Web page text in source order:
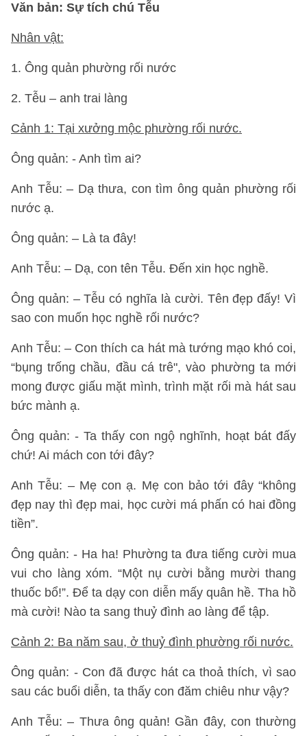
Văn bản: Sự tích chú Tễu
Nhân vật:
1. Ông quản phường rối nước
2. Tễu – anh trai làng
Cảnh 1: Tại xưởng mộc phường rối nước.
Ông quản: - Anh tìm ai?
Anh Tễu: – Dạ thưa, con tìm ông quản phường rối
nước ạ.
Ông quản: – Là ta đây!
Anh Tễu: – Dạ, con tên Tễu. Đến xin học nghề.
Ông quản: – Tễu có nghĩa là cười. Tên đẹp đấy! Vì
sao con muốn học nghề rối nước?
Anh Tễu: – Con thích ca hát mà tướng mạo khó coi,
“bụng trống chầu, đầu cá trê", vào phường ta mới
mong được giấu mặt mình, trình mặt rối mà hát sau
bức mành ạ.
Ông quản: - Ta thấy con ngộ nghĩnh, hoạt bát đấy
chứ! Ai mách con tới đây?
Anh Tễu: – Mẹ con ạ. Mẹ con bảo tới đây “không
đẹp nay thì đẹp mai, học cười má phấn có hai đồng
tiền”.
Ông quản: - Ha ha! Phường ta đưa tiếng cười mua
vui cho làng xóm. “Một nụ cười bằng mười thang
thuốc bổ!”. Để ta dạy con diễn mấy quân hề. Tha hồ
mà cười! Nào ta sang thuỷ đình ao làng để tập.
Cảnh 2: Ba năm sau, ở thuỷ đình phường rối nước.
Ông quản: - Con đã được hát ca thoả thích, vì sao
sau các buổi diễn, ta thấy con đăm chiêu như vậy?
Anh Tễu: – Thưa ông quản! Gần đây, con thường